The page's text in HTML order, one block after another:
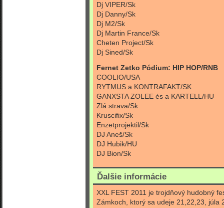
Dj VIPER/Sk
Dj Danny/Sk
Dj M2/Sk
Dj Martin France/Sk
Cheten Project/Sk
Dj Sined/Sk
Fernet Zetko Pódium: HIP HOP/RNB
COOLIO/USA
RYTMUS a KONTRAFAKT/SK
GANXSTA ZOLEE és a KARTELL/HU
Zlá strava/Sk
Kruscifix/Sk
Enzetprojektil/Sk
DJ Aneš/Sk
DJ Hubik/HU
DJ Bion/Sk
Ďalšie informácie
XXL FEST 2011 je trojdňový hudobný
Zámkoch, ktorý sa udeje 21,22,23, júla